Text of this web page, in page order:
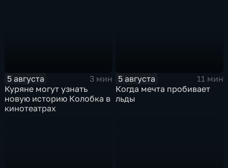
5 августа
3 мин
Куряне могут узнать
новую историю Колобка в
кинотеатрах
5 августа
11 мин
Когда мечта пробивает
льды